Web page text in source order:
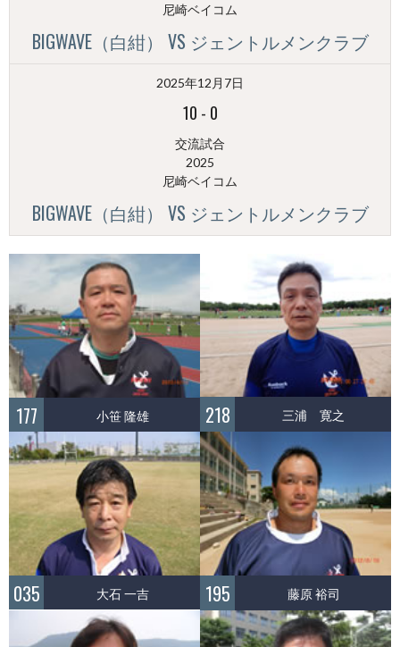
尼崎ベイコム
BIGWAVE（白紺） VS ジェントルメンクラブ
2025年12月7日
10 - 0
交流試合
2025
尼崎ベイコム
BIGWAVE（白紺） VS ジェントルメンクラブ
177 小笹 隆雄 218 三浦 寛之
035 大石 一吉 195 藤原 裕司